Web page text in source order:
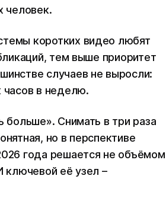
человек.
коротких видео любят
тем выше приоритет
случаев не выросли:
в неделю.
больше». Снимать в три раза
но в перспективе
года решается не объёмом
ключевой её узел –